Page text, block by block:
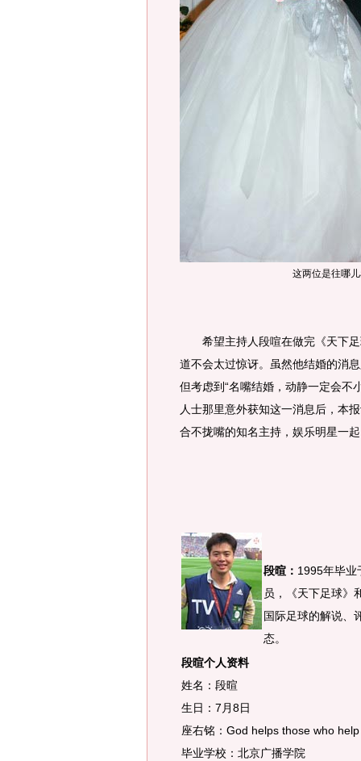
这两位是往哪
希望主持人段喧在做完《天下足
道不会太过惊讶。虽然他结婚的消
但考虑到“名嘴结婚，动静一定会不
人士那里意外获知这一消息后，本
合不拢嘴的知名主持，娱乐明星一
段暄： 1995年毕业
员，《天下足球》
国际足球的解说、
态。
段暄个人资料
姓名：段暄
生日：7月8日
座右铭：God helps those who
毕业学校：北京广播学院